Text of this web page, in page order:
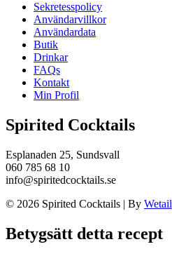
Sekretesspolicy
Användarvillkor
Användardata
Butik
Drinkar
FAQs
Kontakt
Min Profil
Spirited Cocktails
Esplanaden 25, Sundsvall
060 785 68 10
info@spiritedcocktails.se
© 2026 Spirited Cocktails | By Wetail
Betygsätt detta recept